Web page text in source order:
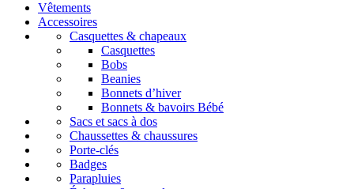
Vêtements
Accessoires
Casquettes & chapeaux
Casquettes
Bobs
Beanies
Bonnets d’hiver
Bonnets & bavoirs Bébé
Sacs et sacs à dos
Chaussettes & chaussures
Porte-clés
Badges
Parapluies